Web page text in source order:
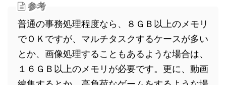
参考
普通の事務処理程度なら、８ＧＢ以上のメモリ
でＯＫですが、マルチタスクするケースが多い
とか、画像処理することもあるような場合は、
１６ＧＢ以上のメモリが必要です。更に、動画